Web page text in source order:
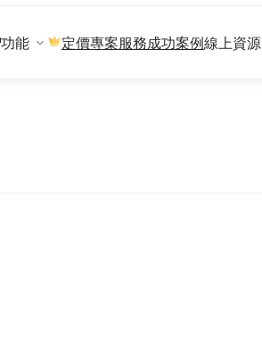
功能 定價專案服務成功案例線上資源